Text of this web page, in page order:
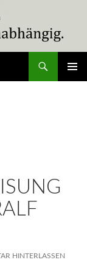
HINTERLASSEN